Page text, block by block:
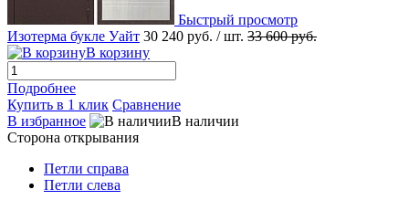
Быстрый просмотр
Изотерма букле Уайт 30 240 руб. / шт. 33 600 руб.
В корзину
Подробнее
Купить в 1 клик Сравнение
В избранное
В наличии
Сторона открывания
Петли справа
Петли слева